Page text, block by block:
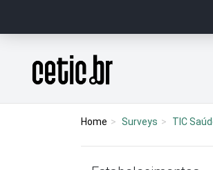
Página inicial
Home Surveys TIC